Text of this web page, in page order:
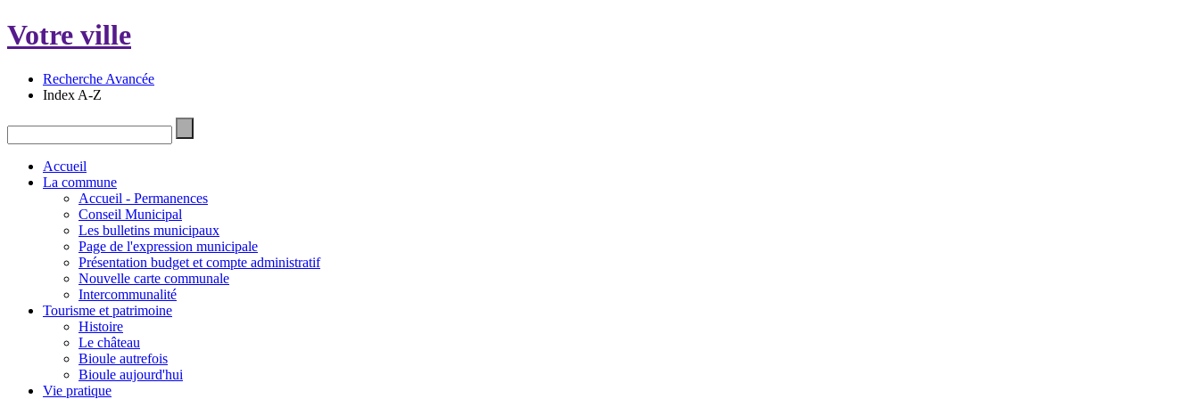
Votre ville
Recherche Avancée
Index A-Z
Accueil
La commune
Accueil - Permanences
Conseil Municipal
Les bulletins municipaux
Page de l'expression municipale
Présentation budget et compte administratif
Nouvelle carte communale
Intercommunalité
Tourisme et patrimoine
Histoire
Le château
Bioule autrefois
Bioule aujourd'hui
Vie pratique